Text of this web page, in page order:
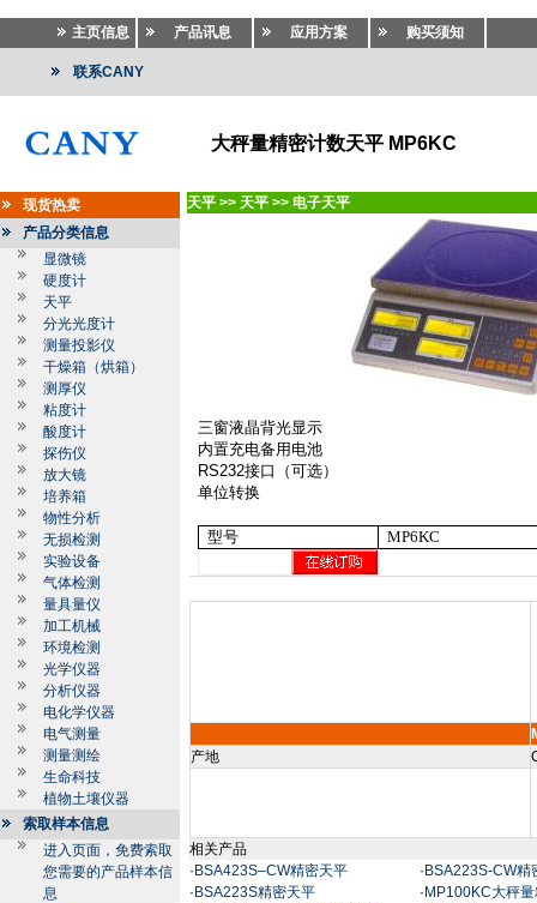
主页信息 产品讯息 应用方案 购买须知
联系CANY
大秤量精密计数天平 MP6KC
现货热卖
产品分类信息
显微镜
硬度计
天平
分光光度计
测量投影仪
干燥箱（烘箱）
测厚仪
粘度计
酸度计
探伤仪
放大镜
培养箱
物性分析
无损检测
实验设备
气体检测
量具量仪
加工机械
环境检测
光学仪器
分析仪器
电化学仪器
电气测量
测量测绘
生命科技
植物土壤仪器
索取样本信息
进入页面，免费索取
您需要的产品样本信
息
天平 >> 天平 >> 电子天平
三窗液晶背光显示
内置充电备用电池
RS232接口（可选）
单位转换
型号 MP6KC
产地
相关产品
· BSA423S–CW精密天平 · BSA223S-CW精
· BSA223S精密天平 · MP100KC大秤